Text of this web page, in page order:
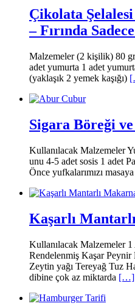
Çikolata
– Fırında
Malzemeler (2 kişilik) 80
adet yumurta 1 adet
(yaklaşık 2 yemek kaşığı)
Sigara Böreği
Kullanılacak Malzemeler
unu 4-5 adet sosis 1 adet
Önce yufkalarımızı
Kaşarlı
Kullanılacak Malzemeler
Rendelenmiş Kaşar
Zeytin yağı Tereyağ Tuz
dibine çok az miktarda […]